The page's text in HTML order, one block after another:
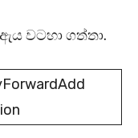
වටහා ගත්තා.